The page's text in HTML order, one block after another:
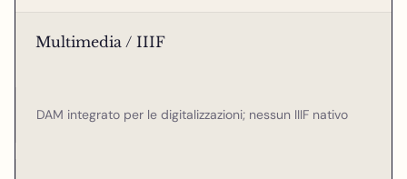
Multimedia / IIIF
DAM integrato per le digitalizzazioni; nessun IIIF nativo